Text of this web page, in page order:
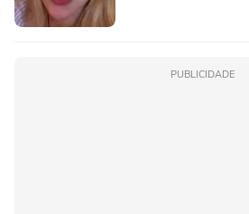
PUBLICIDADE